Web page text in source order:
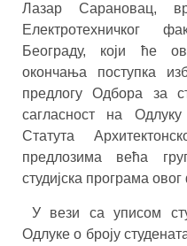
Лазар Сарановац,
Електротехничког
Београду, који ће
окончања поступка
предлогу Одбора за
сагласност на
Статута
предлозима већа
студијска програма овог
У вези са уписом
Одлуке о броју